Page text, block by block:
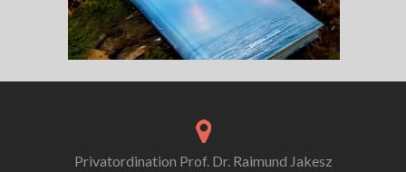
Privatordination Prof. Dr. Raimund Jakesz